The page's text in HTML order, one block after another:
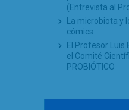
(Entrevista al
La microbiota y
cómics
El Profesor Luis
el Comité
PROBIÓTICO